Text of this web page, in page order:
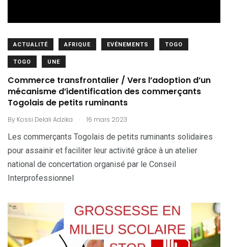
ACTUALITÉ AFRIQUE EVÉNEMENTS TOGO
TOGO UNE
Commerce transfrontalier / Vers l’adoption d’un
mécanisme d’identification des commerçants
Togolais de petits ruminants
By Kossi Delali Adzika . 16 mars 2023
Les commerçants Togolais de petits ruminants solidaires
pour assainir et faciliter leur activité grâce à un atelier
national de concertation organisé par le Conseil
Interprofessionnel